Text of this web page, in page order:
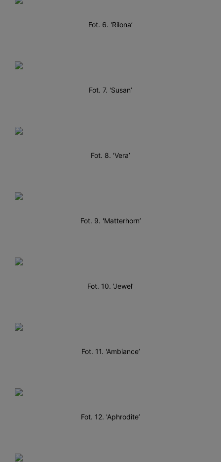
Fot. 6. 'Rilona’
Fot. 7. 'Susan’
Fot. 8. 'Vera’
Fot. 9. 'Matterhorn’
Fot. 10. 'Jewel’
Fot. 11. 'Ambiance’
Fot. 12. 'Aphrodite’